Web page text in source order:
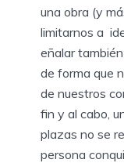
una obra (y
limitarnos a
eñalar
de forma que
de nuestros
fin y al cabo,
plazas no se
persona